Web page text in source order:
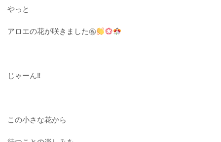
やっと
アロエの花が咲きました㊗
じゃーん‼
この小さな花から